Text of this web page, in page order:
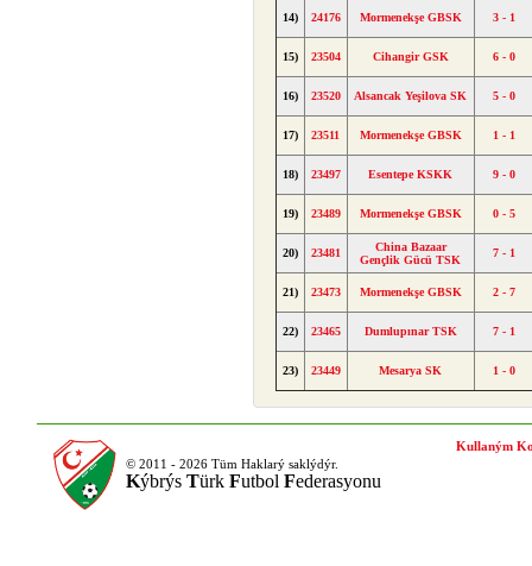
14) 24176 Mormenekşe GBSK 3 - 1
15) 23504 Cihangir GSK 6 - 0
16) 23520 Alsancak Yeşilova SK 5 - 0
17) 23511 Mormenekşe GBSK 1 - 1
18) 23497 Esentepe KSKK 9 - 0
19) 23489 Mormenekşe GBSK 0 - 5
20) 23481
China Bazaar
Gençlik Gücü TSK
7 - 1
21) 23473 Mormenekşe GBSK 2 - 7
22) 23465 Dumlupınar TSK 7 - 1
23) 23449 Mesarya SK 1 - 0
© 2011 - 2026 Tüm Haklarý saklýdýr.
Kýbrýs Türk Futbol Federasyonu
Kullaným